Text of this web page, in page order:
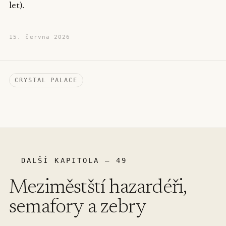
let).
15. června 2026
CRYSTAL PALACE
DALŠÍ KAPITOLA – 49
Meziměstští hazardéři,
semafory a zebry